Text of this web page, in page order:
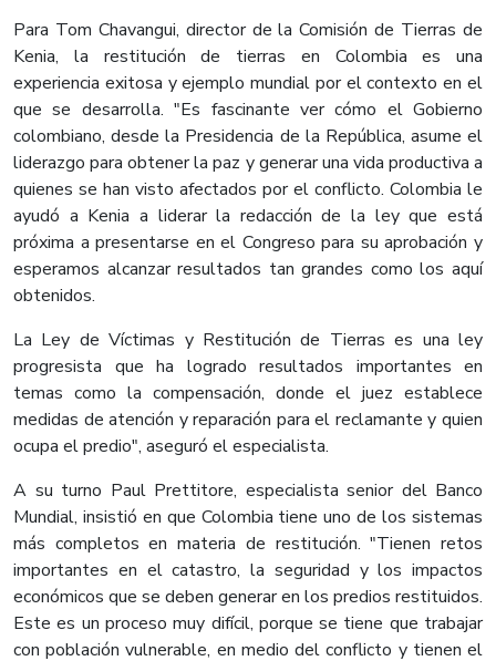
Para Tom Chavangui, director de la Comisión de Tierras de
Kenia, la restitución de tierras en Colombia es una
experiencia exitosa y ejemplo mundial por el contexto en el
que se desarrolla. "Es fascinante ver cómo el Gobierno
colombiano, desde la Presidencia de la República, asume el
liderazgo para obtener la paz y generar una vida productiva a
quienes se han visto afectados por el conflicto. Colombia le
ayudó a Kenia a liderar la redacción de la ley que está
próxima a presentarse en el Congreso para su aprobación y
esperamos alcanzar resultados tan grandes como los aquí
obtenidos.
La Ley de Víctimas y Restitución de Tierras es una ley
progresista que ha logrado resultados importantes en
temas como la compensación, donde el juez establece
medidas de atención y reparación para el reclamante y quien
ocupa el predio", aseguró el especialista.
A su turno Paul Prettitore, especialista senior del Banco
Mundial, insistió en que Colombia tiene uno de los sistemas
más completos en materia de restitución. "Tienen retos
importantes en el catastro, la seguridad y los impactos
económicos que se deben generar en los predios restituidos.
Este es un proceso muy difícil, porque se tiene que trabajar
con población vulnerable, en medio del conflicto y tienen el